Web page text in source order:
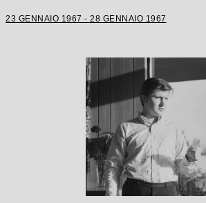
23 GENNAIO 1967 - 28 GENNAIO 1967